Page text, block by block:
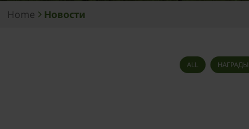
Home Новости
ALL НАГРАДЫ